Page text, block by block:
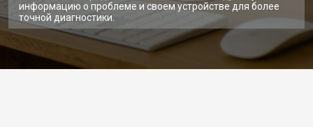
информацию о проблеме и своем устройстве для более
точной диагностики.